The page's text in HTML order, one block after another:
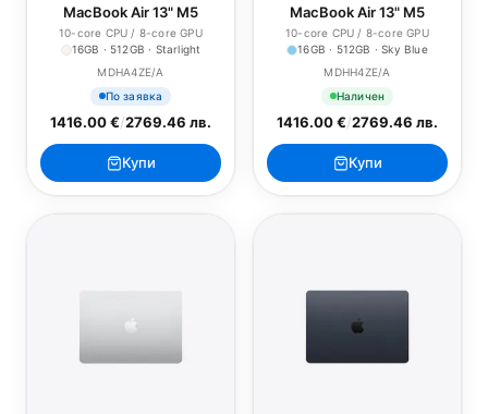
MacBook Air 13" M5
10-core CPU / 8-core GPU
16GB · 512GB · Starlight
MDHA4ZE/A
По заявка
1416.00 €/2769.46 лв.
Купи
MacBook Air 13" M5
10-core CPU / 8-core GPU
16GB · 512GB · Sky Blue
MDHH4ZE/A
Наличен
1416.00 €/2769.46 лв.
Купи